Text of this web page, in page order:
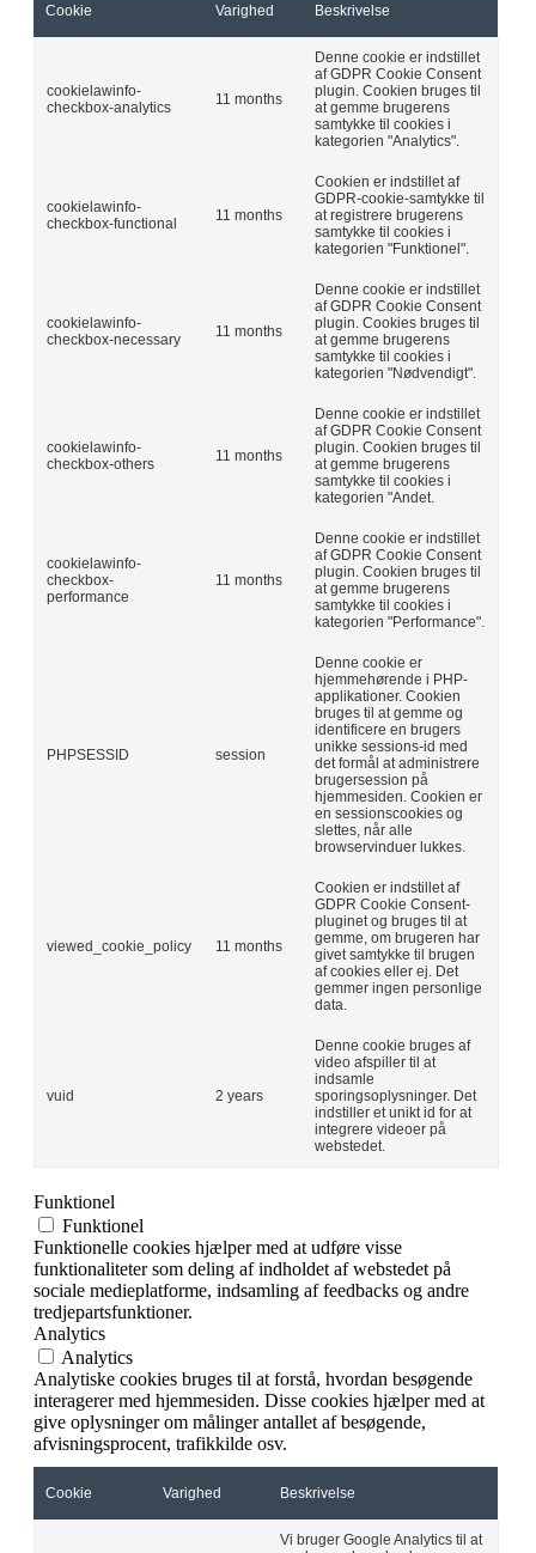
Cookie Varighed Beskrivelse
cookielawinfo-
checkbox-analytics
11 months
Denne cookie er indstillet
af GDPR Cookie Consent
plugin. Cookien bruges til
at gemme brugerens
samtykke til cookies i
kategorien "Analytics".
cookielawinfo-
checkbox-functional
11 months
Cookien er indstillet af
GDPR-cookie-samtykke til
at registrere brugerens
samtykke til cookies i
kategorien "Funktionel".
cookielawinfo-
checkbox-necessary
11 months
Denne cookie er indstillet
af GDPR Cookie Consent
plugin. Cookies bruges til
at gemme brugerens
samtykke til cookies i
kategorien "Nødvendigt".
cookielawinfo-
checkbox-others
11 months
Denne cookie er indstillet
af GDPR Cookie Consent
plugin. Cookien bruges til
at gemme brugerens
samtykke til cookies i
kategorien "Andet.
cookielawinfo-
checkbox-
performance
11 months
Denne cookie er indstillet
af GDPR Cookie Consent
plugin. Cookien bruges til
at gemme brugerens
samtykke til cookies i
kategorien "Performance".
PHPSESSID session
Denne cookie er
hjemmehørende i PHP-
applikationer. Cookien
bruges til at gemme og
identificere en brugers
unikke sessions-id med
det formål at administrere
brugersession på
hjemmesiden. Cookien er
en sessionscookies og
slettes, når alle
browservinduer lukkes.
viewed_cookie_policy 11 months
Cookien er indstillet af
GDPR Cookie Consent-
pluginet og bruges til at
gemme, om brugeren har
givet samtykke til brugen
af cookies eller ej. Det
gemmer ingen personlige
data.
vuid 2 years
Denne cookie bruges af
video afspiller til at
indsamle
sporingsoplysninger. Det
indstiller et unikt id for at
integrere videoer på
webstedet.
Funktionel
Funktionel
Funktionelle cookies hjælper med at udføre visse
funktionaliteter som deling af indholdet af webstedet på
sociale medieplatforme, indsamling af feedbacks og andre
tredjepartsfunktioner.
Analytics
Analytics
Analytiske cookies bruges til at forstå, hvordan besøgende
interagerer med hjemmesiden. Disse cookies hjælper med at
give oplysninger om målinger antallet af besøgende,
afvisningsprocent, trafikkilde osv.
Cookie Varighed Beskrivelse
Vi bruger Google Analytics til at